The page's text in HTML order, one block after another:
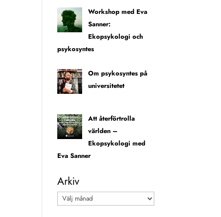
Workshop med Eva
Sanner:
Ekopsykologi och
psykosyntes
Om psykosyntes på
universitetet
Att återförtrolla
världen –
Ekopsykologi med
Eva Sanner
Arkiv
Arkiv